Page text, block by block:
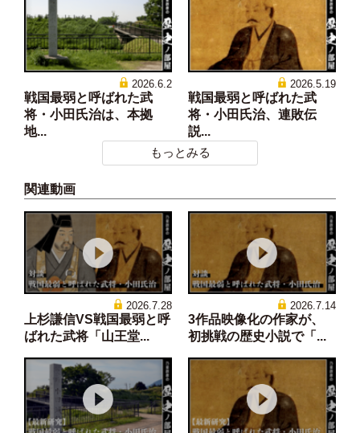
2026.6.2
戦国最弱と呼ばれた武
将・小田氏治は、本拠
地...
2026.5.19
戦国最弱と呼ばれた武
将・小田氏治、連敗伝
説...
もっとみる
関連動画
2026.7.28
上杉謙信VS戦国最弱と呼
ばれた武将「山王堂...
2026.7.14
3作品映像化の作家が、
初挑戦の歴史小説で「...